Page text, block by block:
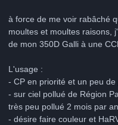
à force de me voir rabâché
moultes et moultes raisons,
de mon 350D Galli à une
L'usage :
- CP en priorité et un peu de
- sur ciel pollué de Région
très peu pollué 2 mois par
- désire faire couleur et